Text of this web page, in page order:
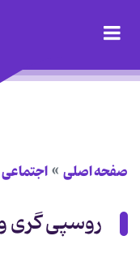
صفحه اصلی اجتماعی
روسپی گری